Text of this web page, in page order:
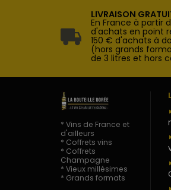
LIVRAISON
En France à partir
d'achats en point
150 € d'achats à
(hors grands
de 3 litres et hors
* Vins de France et
d'ailleurs
* Coffrets vins
* Coffrets
Champagne
* Vieux millésimes
* Grands formats